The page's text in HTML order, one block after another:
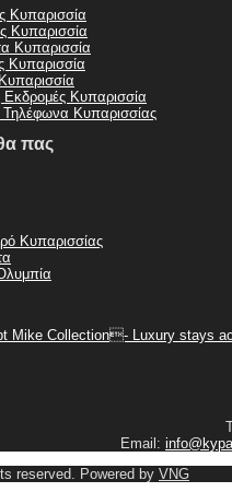
Κυπαρισσία
Κυπαρισσία
Κυπαρισσία
Κυπαρισσία
Εκδρομές Κυπαρισσία
Τηλέφωνα Κυπαρισσίας
πας
Κυπαρισσίας
Mike Collection- Luxury stays
Email:
reserved. Powered by VNG